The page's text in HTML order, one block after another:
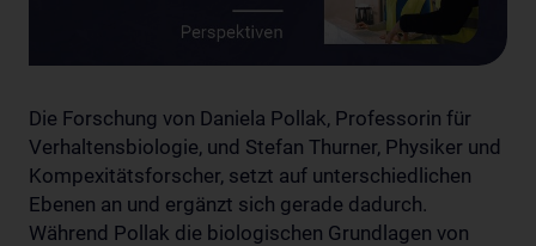
Die Forschung von Daniela Pollak, Professorin für
Verhaltensbiologie, und Stefan Thurner, Physiker und
Kompexitätsforscher, setzt auf unterschiedlichen
Ebenen an und ergänzt sich gerade dadurch.
Während Pollak die biologischen Grundlagen von